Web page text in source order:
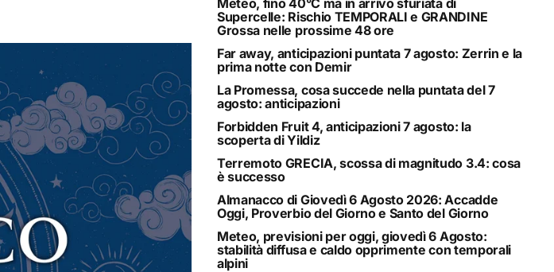
Supercelle: Rischio TEMPORALI e GRANDINE
Grossa nelle prossime 48 ore
Far away, anticipazioni puntata 7 agosto: Zerrin e la
prima notte con Demir
La Promessa, cosa succede nella puntata del 7
agosto: anticipazioni
Forbidden Fruit 4, anticipazioni 7 agosto: la
scoperta di Yildiz
Terremoto GRECIA, scossa di magnitudo 3.4: cosa
è successo
Almanacco di Giovedì 6 Agosto 2026: Accadde
Oggi, Proverbio del Giorno e Santo del Giorno
Meteo, previsioni per oggi, giovedì 6 Agosto:
stabilità diffusa e caldo opprimente con temporali
alpini